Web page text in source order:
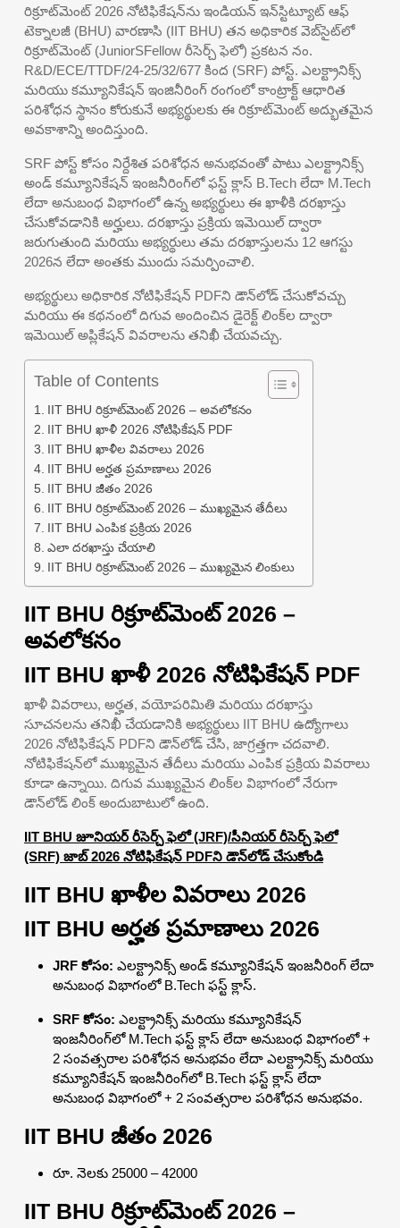
రిక్రూట్‌మెంట్ 2026 నోటిఫికేషన్‌ను ఇండియన్ ఇన్‌స్టిట్యూట్ ఆఫ్
టెక్నాలజీ (BHU) వారణాసి (IIT BHU) తన అధికారిక వెబ్‌సైట్‌లో
రిక్రూట్‌మెంట్ (JuniorSFellow రీసెర్చ్ ఫెలో) ప్రకటన నం.
R&D/ECE/TTDF/24-25/32/677 కింద (SRF) పోస్ట్. ఎలక్ట్రానిక్స్
మరియు కమ్యూనికేషన్ ఇంజినీరింగ్ రంగంలో కాంట్రాక్ట్ ఆధారిత
పరిశోధన స్థానం కోరుకునే అభ్యర్థులకు ఈ రిక్రూట్‌మెంట్ అద్భుతమైన
అవకాశాన్ని అందిస్తుంది.
SRF పోస్ట్ కోసం నిర్దేశిత పరిశోధన అనుభవంతో పాటు ఎలక్ట్రానిక్స్
అండ్ కమ్యూనికేషన్ ఇంజనీరింగ్‌లో ఫస్ట్ క్లాస్ B.Tech లేదా M.Tech
లేదా అనుబంధ విభాగంలో ఉన్న అభ్యర్థులు ఈ ఖాళీకి దరఖాస్తు
చేసుకోవడానికి అర్హులు. దరఖాస్తు ప్రక్రియ ఇమెయిల్ ద్వారా
జరుగుతుంది మరియు అభ్యర్థులు తమ దరఖాస్తులను 12 ఆగస్టు
2026న లేదా అంతకు ముందు సమర్పించాలి.
అభ్యర్థులు అధికారిక నోటిఫికేషన్ PDFని డౌన్‌లోడ్ చేసుకోవచ్చు
మరియు ఈ కథనంలో దిగువ అందించిన డైరెక్ట్ లింక్‌ల ద్వారా
ఇమెయిల్ అప్లికేషన్ వివరాలను తనిఖీ చేయవచ్చు.
Table of Contents
IIT BHU రిక్రూట్‌మెంట్ 2026 – అవలోకనం
IIT BHU ఖాళీ 2026 నోటిఫికేషన్ PDF
IIT BHU ఖాళీల వివరాలు 2026
IIT BHU అర్హత ప్రమాణాలు 2026
IIT BHU జీతం 2026
IIT BHU రిక్రూట్‌మెంట్ 2026 – ముఖ్యమైన తేదీలు
IIT BHU ఎంపిక ప్రక్రియ 2026
ఎలా దరఖాస్తు చేయాలి
IIT BHU రిక్రూట్‌మెంట్ 2026 – ముఖ్యమైన లింకులు
IIT BHU రిక్రూట్‌మెంట్ 2026 –
అవలోకనం
IIT BHU ఖాళీ 2026 నోటిఫికేషన్ PDF
ఖాళీ వివరాలు, అర్హత, వయోపరిమితి మరియు దరఖాస్తు
సూచనలను తనిఖీ చేయడానికి అభ్యర్థులు IIT BHU ఉద్యోగాలు
2026 నోటిఫికేషన్ PDFని డౌన్‌లోడ్ చేసి, జాగ్రత్తగా చదవాలి.
నోటిఫికేషన్‌లో ముఖ్యమైన తేదీలు మరియు ఎంపిక ప్రక్రియ వివరాలు
కూడా ఉన్నాయి. దిగువ ముఖ్యమైన లింక్‌ల విభాగంలో నేరుగా
డౌన్‌లోడ్ లింక్ అందుబాటులో ఉంది.
IIT BHU జూనియర్ రీసెర్చ్ ఫెలో (JRF)/సీనియర్ రీసెర్చ్ ఫెలో
(SRF) జాబ్ 2026 నోటిఫికేషన్ PDFని డౌన్‌లోడ్ చేసుకోండి
IIT BHU ఖాళీల వివరాలు 2026
IIT BHU అర్హత ప్రమాణాలు 2026
JRF కోసం: ఎలక్ట్రానిక్స్ అండ్ కమ్యూనికేషన్ ఇంజనీరింగ్ లేదా
అనుబంధ విభాగంలో B.Tech ఫస్ట్ క్లాస్.
SRF కోసం: ఎలక్ట్రానిక్స్ మరియు కమ్యూనికేషన్
ఇంజనీరింగ్‌లో M.Tech ఫస్ట్ క్లాస్ లేదా అనుబంధ విభాగంలో +
2 సంవత్సరాల పరిశోధన అనుభవం లేదా ఎలక్ట్రానిక్స్ మరియు
కమ్యూనికేషన్ ఇంజనీరింగ్‌లో B.Tech ఫస్ట్ క్లాస్ లేదా
అనుబంధ విభాగంలో + 2 సంవత్సరాల పరిశోధన అనుభవం.
IIT BHU జీతం 2026
రూ. నెలకు 25000 – 42000
IIT BHU రిక్రూట్‌మెంట్ 2026 –